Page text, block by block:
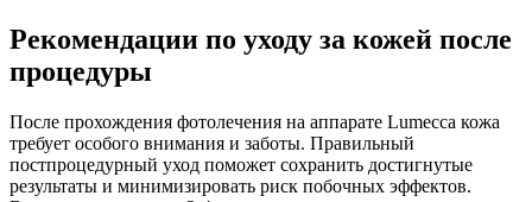
Рекомендации по уходу за кожей после
процедуры
После прохождения фотолечения на аппарате Lumecca кожа
требует особого внимания и заботы. Правильный
постпроцедурный уход поможет сохранить достигнутые
результаты и минимизировать риск побочных эффектов.